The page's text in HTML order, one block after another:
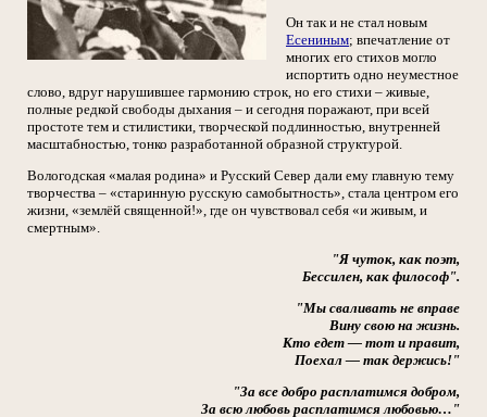
Он так и не стал новым
Есениным; впечатление от
многих его стихов могло
испортить одно неуместное
слово, вдруг нарушившее гармонию строк, но его стихи – живые,
полные редкой свободы дыхания – и сегодня поражают, при всей
простоте тем и стилистики, творческой подлинностью, внутренней
масштабностью, тонко разработанной образной структурой.
Вологодская «малая родина» и Русский Север дали ему главную тему
творчества – «старинную русскую самобытность», стала центром его
жизни, «землёй священной!», где он чувствовал себя «и живым, и
смертным».
"Я чуток, как поэт,
Бессилен, как философ".
"Мы сваливать не вправе
Вину свою на жизнь.
Кто едет — тот и правит,
Поехал — так держись!"
"За все добро расплатимся добром,
За всю любовь расплатимся любовью…"